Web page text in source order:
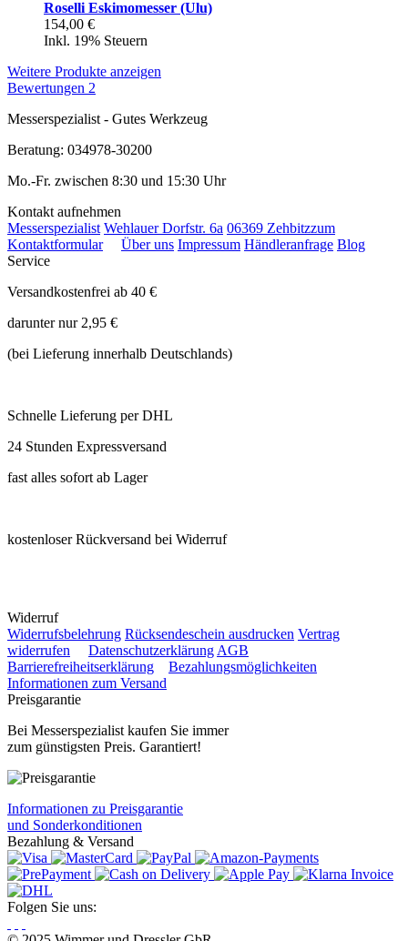
Roselli Eskimomesser (Ulu)
154,00 €
Inkl. 19% Steuern
Weitere Produkte anzeigen
Bewertungen 2
Messerspezialist - Gutes Werkzeug
Beratung: 034978-30200
Mo.-Fr. zwischen 8:30 und 15:30 Uhr
Kontakt aufnehmen
Messerspezialist Wehlauer Dorfstr. 6a 06369 Zehbitzzum
Kontaktformular
Über uns Impressum Händleranfrage Blog
Service
Versandkostenfrei ab 40 €
darunter nur 2,95 €
(bei Lieferung innerhalb Deutschlands)
Schnelle Lieferung per DHL
24 Stunden Expressversand
fast alles sofort ab Lager
kostenloser Rückversand bei Widerruf
Widerruf
Widerrufsbelehrung Rücksendeschein ausdrucken Vertrag
widerrufen
Datenschutzerklärung AGB
Barrierefreiheitserklärung
Bezahlungsmöglichkeiten
Informationen zum Versand
Preisgarantie
Bei Messerspezialist kaufen Sie immer
zum günstigsten Preis. Garantiert!
Informationen zu Preisgarantie
und Sonderkonditionen
Bezahlung & Versand
Folgen Sie uns: